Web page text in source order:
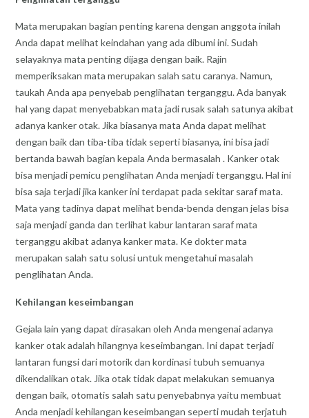
Mata merupakan bagian penting karena dengan anggota inilah
Anda dapat melihat keindahan yang ada dibumi ini. Sudah
selayaknya mata penting dijaga dengan baik. Rajin
memperiksakan mata merupakan salah satu caranya. Namun,
taukah Anda apa penyebab penglihatan terganggu. Ada banyak
hal yang dapat menyebabkan mata jadi rusak salah satunya akibat
adanya kanker otak. Jika biasanya mata Anda dapat melihat
dengan baik dan tiba-tiba tidak seperti biasanya, ini bisa jadi
bertanda bawah bagian kepala Anda bermasalah . Kanker otak
bisa menjadi pemicu penglihatan Anda menjadi terganggu. Hal ini
bisa saja terjadi jika kanker ini terdapat pada sekitar saraf mata.
Mata yang tadinya dapat melihat benda-benda dengan jelas bisa
saja menjadi ganda dan terlihat kabur lantaran saraf mata
terganggu akibat adanya kanker mata. Ke dokter mata
merupakan salah satu solusi untuk mengetahui masalah
penglihatan Anda.
Kehilangan keseimbangan
Gejala lain yang dapat dirasakan oleh Anda mengenai adanya
kanker otak adalah hilangnya keseimbangan. Ini dapat terjadi
lantaran fungsi dari motorik dan kordinasi tubuh semuanya
dikendalikan otak. Jika otak tidak dapat melakukan semuanya
dengan baik, otomatis salah satu penyebabnya yaitu membuat
Anda menjadi kehilangan keseimbangan seperti mudah terjatuh